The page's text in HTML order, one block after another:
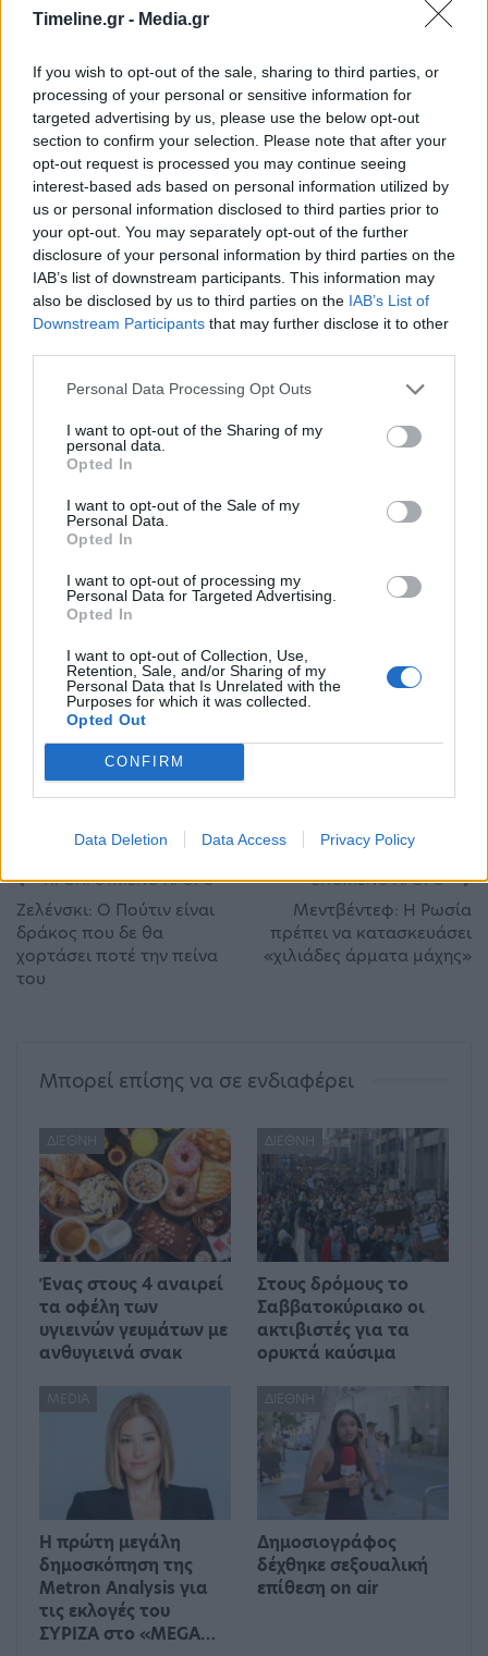
Timeline.gr - Media.gr
If you wish to opt-out of the sale, sharing to third parties, or
processing of your personal or sensitive information for
targeted advertising by us, please use the below opt-out
section to confirm your selection. Please note that after your
opt-out request is processed you may continue seeing
interest-based ads based on personal information utilized by
us or personal information disclosed to third parties prior to
your opt-out. You may separately opt-out of the further
disclosure of your personal information by third parties on the
IAB’s list of downstream participants. This information may
also be disclosed by us to third parties on the IAB’s List of
Downstream Participants that may further disclose it to other
Personal Data Processing Opt Outs
I want to opt-out of the Sharing of my
personal data.
Opted In
I want to opt-out of the Sale of my
Personal Data.
Opted In
I want to opt-out of processing my
Personal Data for Targeted Advertising.
Opted In
I want to opt-out of Collection, Use,
Retention, Sale, and/or Sharing of my
Personal Data that Is Unrelated with the
Purposes for which it was collected.
Opted Out
CONFIRM
Data Deletion Data Access Privacy Policy
βοήθειαςκαλύπτεται κατά 75% από τον
ευρωπαϊκό μηχανισμό πολιτικής
προστασίας, ενώ το υπόλοιπο25%, της εθνικής
συμμετοχής είναι χορηγία της αεροπορικής
εταιρείας AEGEAN.
Υπενθυμίζεται ότι το πρώτο κύμα της
ανθρωπιστικής βοήθειας συνόδευσαν στα Άδανα
ο Χρήστος Στυλιανίδης και ο γ.γ. Πολιτικής
Προστασίας Βασίλης Παπαγεωργίου, ενώ την
παρέλαβε αντιπροσωπεία της Τουρκίας εκ
μέρους του Τούρκου υπουργού Εξωτερικών
Μεβλούτ Τσαβούσογλου.
ο κ. Στυλιανίδης μετέφερε την συμπαράσταση
ΕΕ στο σύνολό της στέκεται δίπλα στον τουρκικό
λαό επιδεικνύοντας την αλληλεγγύη στην πράξη.
Ελληνοτουρκικά Σεισμός
Τσαβούσογλου
ΠΡΟΗΓΟΎΜΕΝΟ ΆΡΘΡΟ
Ζελένσκι: Ο Πούτιν είναι
δράκος που δε θα
χορτάσει ποτέ την πείνα
του
ΕΠΌΜΕΝΟ ΆΡΘΡΟ
Μεντβέντεφ: Η Ρωσία
πρέπει να κατασκευάσει
«χιλιάδες άρματα μάχης»
Μπορεί επίσης να σε ενδιαφέρει
ΔΙΕΘΝΉ
Ένας στους 4 αναιρεί
τα οφέλη των
υγιεινών γευμάτων με
ανθυγιεινά σνακ
ΔΙΕΘΝΉ
Στους δρόμους το
Σαββατοκύριακο οι
ακτιβιστές για τα
ορυκτά καύσιμα
MEDIA
Η πρώτη μεγάλη
δημοσκόπηση της
Metron Analysis για
τις εκλογές του
ΣΥΡΙΖΑ στο «MEGA…
ΔΙΕΘΝΉ
Δημοσιογράφος
δέχθηκε σεξουαλική
επίθεση on air